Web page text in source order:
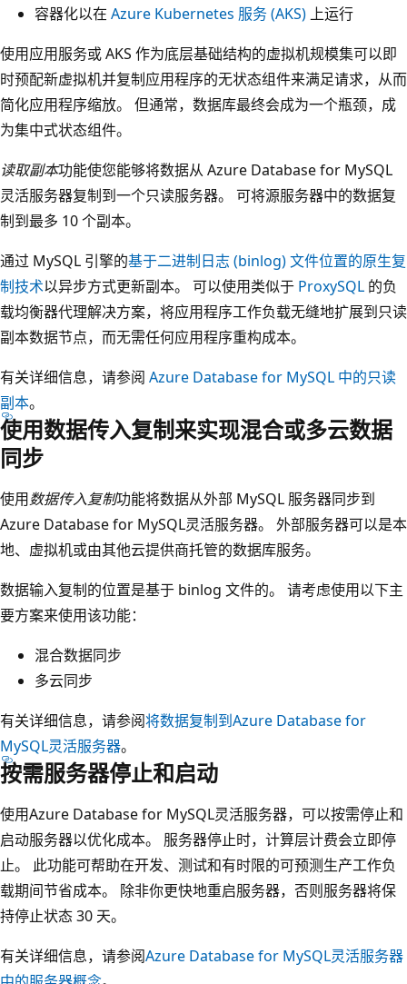
容器化以在 Azure Kubernetes 服务 (AKS) 上运行
使用应用服务或 AKS 作为底层基础结构的虚拟机规模集可以即
时预配新虚拟机并复制应用程序的无状态组件来满足请求，从而
简化应用程序缩放。 但通常，数据库最终会成为一个瓶颈，成
为集中式状态组件。
读取副本功能使您能够将数据从 Azure Database for MySQL
灵活服务器复制到一个只读服务器。 可将源服务器中的数据复
制到最多 10 个副本。
通过 MySQL 引擎的基于二进制日志 (binlog) 文件位置的原生复
制技术以异步方式更新副本。 可以使用类似于 ProxySQL 的负
载均衡器代理解决方案，将应用程序工作负载无缝地扩展到只读
副本数据节点，而无需任何应用程序重构成本。
有关详细信息，请参阅 Azure Database for MySQL 中的只读
副本。
使用数据传入复制来实现混合或多云数据
同步
使用数据传入复制功能将数据从外部 MySQL 服务器同步到
Azure Database for MySQL灵活服务器。 外部服务器可以是本
地、虚拟机或由其他云提供商托管的数据库服务。
数据输入复制的位置是基于 binlog 文件的。 请考虑使用以下主
要方案来使用该功能：
混合数据同步
多云同步
有关详细信息，请参阅将数据复制到Azure Database for
MySQL灵活服务器。
按需服务器停止和启动
使用Azure Database for MySQL灵活服务器，可以按需停止和
启动服务器以优化成本。 服务器停止时，计算层计费会立即停
止。 此功能可帮助在开发、测试和有时限的可预测生产工作负
载期间节省成本。 除非你更快地重启服务器，否则服务器将保
持停止状态 30 天。
有关详细信息，请参阅Azure Database for MySQL灵活服务器